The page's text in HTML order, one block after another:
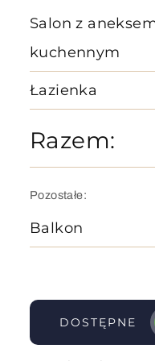
Salon z
kuchennym
Łazienka
Razem:
Pozostałe:
Balkon
DOSTĘPNE